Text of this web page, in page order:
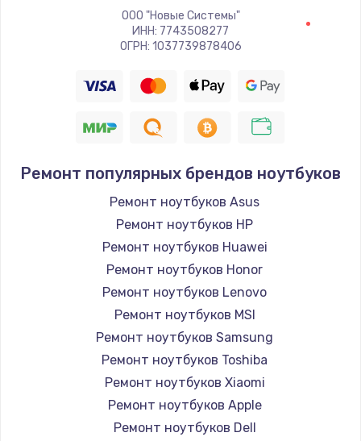
ООО "Новые Системы"
ИНН: 7743508277
ОГРН: 1037739878406
Ремонт популярных брендов ноутбуков
Ремонт ноутбуков Asus
Ремонт ноутбуков HP
Ремонт ноутбуков Huawei
Ремонт ноутбуков Honor
Ремонт ноутбуков Lenovo
Ремонт ноутбуков MSI
Ремонт ноутбуков Samsung
Ремонт ноутбуков Toshiba
Ремонт ноутбуков Xiaomi
Ремонт ноутбуков Apple
Ремонт ноутбуков Dell